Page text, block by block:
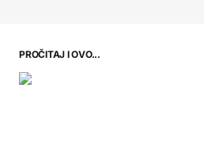
PROČITAJ I OVO...